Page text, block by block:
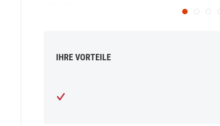
IHRE VORTEILE